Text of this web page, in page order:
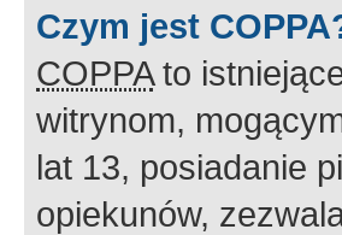
Czym jest
COPPAto
witrynom,
lat 13, posiadanie
opiekunów,